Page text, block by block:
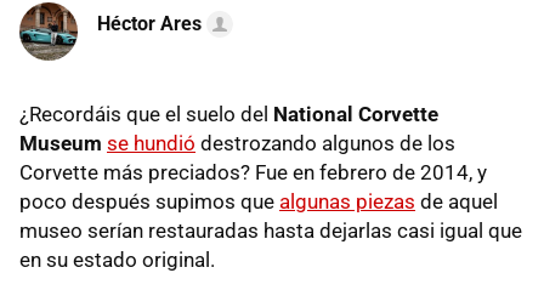
Héctor Ares
¿Recordáis que el suelo del National Corvette
Museum se hundió destrozando algunos de los
Corvette más preciados? Fue en febrero de 2014, y
poco después supimos que algunas piezas de aquel
museo serían restauradas hasta dejarlas casi igual que
en su estado original.